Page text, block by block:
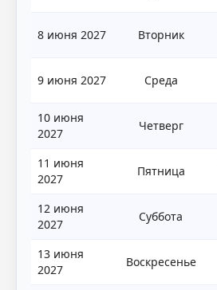
8 июня 2027 Вторник
9 июня 2027 Среда
10 июня
2027
Четверг
11 июня
2027
Пятница
12 июня
2027
Суббота
13 июня
2027
Воскресенье